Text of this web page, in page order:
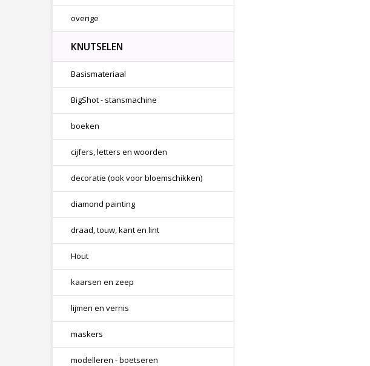
overige
KNUTSELEN
Basismateriaal
BigShot - stansmachine
boeken
cijfers, letters en woorden
decoratie (ook voor bloemschikken)
diamond painting
draad, touw, kant en lint
Hout
kaarsen en zeep
lijmen en vernis
maskers
modelleren - boetseren